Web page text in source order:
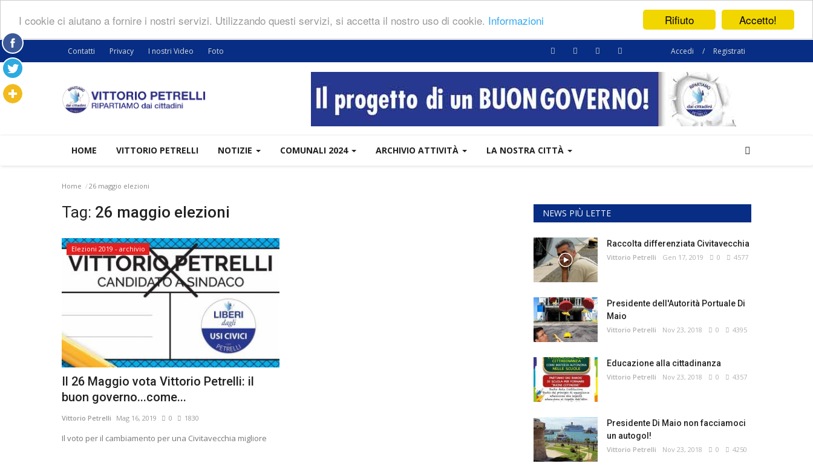
Accetto!
Rifiuto
I cookie ci aiutano a fornire i nostri servizi. Utilizzando questi servizi, si accetta il nostro uso di cookie. Informazioni
Contatti Privacy I nostri Video Foto Accedi / Registrati
HOME VITTORIO PETRELLI NOTIZIE COMUNALI 2024 ARCHIVIO ATTIVITÀ LA NOSTRA CITTÀ
Home 26 maggio elezioni
Tag: 26 maggio elezioni
Elezioni 2019 - archivio
Il 26 Maggio vota Vittorio Petrelli: il
buon governo...come...
Vittorio Petrelli Mag 16, 2019 0 1830
Il voto per il cambiamento per una Civitavecchia migliore
NEWS PIÙ LETTE
Raccolta differenziata Civitavecchia
Vittorio Petrelli Gen 17, 2019 0 4577
Presidente dell'Autorità Portuale Di
Maio
Vittorio Petrelli Nov 23, 2018 0 4395
Educazione alla cittadinanza
Vittorio Petrelli Nov 23, 2018 0 4357
Presidente Di Maio non facciamoci
un autogol!
Vittorio Petrelli Nov 23, 2018 0 4250